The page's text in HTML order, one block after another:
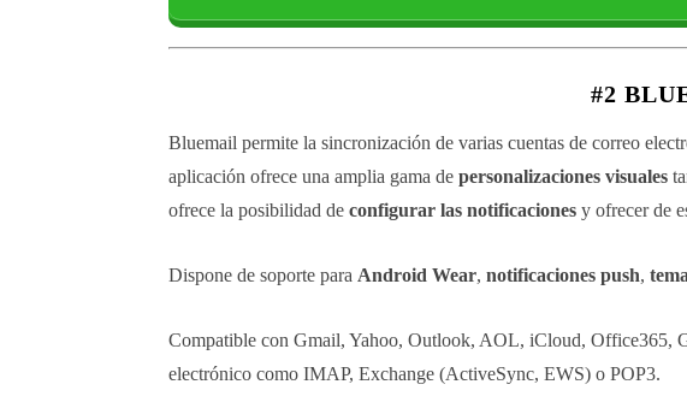
#2
Bluemail permite la sincronización de varias cuentas de correo
aplicación ofrece una amplia gama de personalizaciones visuales
ofrece la posibilidad de configurar las notificaciones y ofrecer de
Dispone de soporte para Android Wear, notificaciones push,
Compatible con Gmail, Yahoo, Outlook, AOL, iCloud, Office365,
electrónico como IMAP, Exchange (ActiveSync, EWS) o POP3.